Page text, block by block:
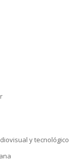
y tecnológico